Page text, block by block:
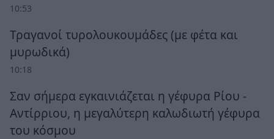
10:53
Τραγανοί τυρολουκουμάδες (με φέτα και
μυρωδικά)
10:18
Σαν σήμερα εγκαινιάζεται η γέφυρα Ρίου -
Αντίρριου, η μεγαλύτερη καλωδιωτή γέφυρα
του κόσμου